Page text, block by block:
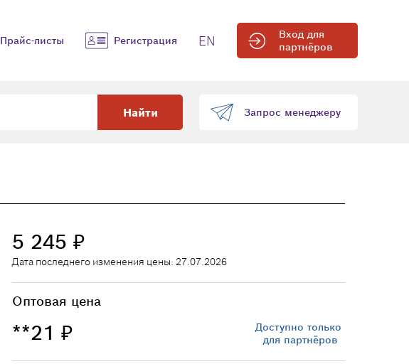
Прайс-листы Регистрация EN
Вход для
партнёров
Найти Запрос менеджеру
5 245 ₽
Дата последнего изменения цены: 27.07.2026
Оптовая цена
**21 ₽
Доступно только
для партнёров